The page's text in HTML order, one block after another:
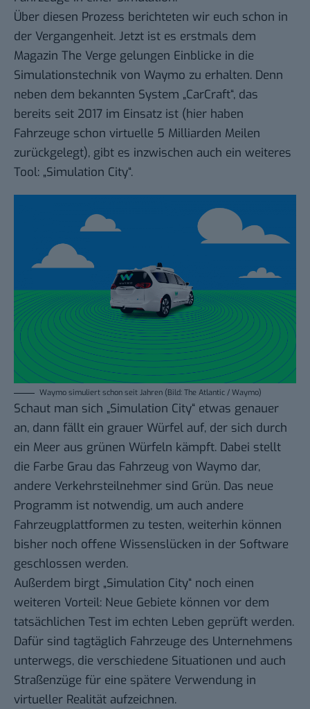
Über diesen Prozess berichteten wir euch schon in
der Vergangenheit. Jetzt ist es erstmals dem
Magazin The Verge gelungen Einblicke in die
Simulationstechnik von Waymo zu erhalten. Denn
neben dem bekannten System „CarCraft“, das
bereits seit 2017 im Einsatz ist (hier haben
Fahrzeuge schon virtuelle 5 Milliarden Meilen
zurückgelegt), gibt es inzwischen auch ein weiteres
Tool: „Simulation City“.
Waymo simuliert schon seit Jahren (Bild: The Atlantic / Waymo)
Schaut man sich „Simulation City“ etwas genauer
an, dann fällt ein grauer Würfel auf, der sich durch
ein Meer aus grünen Würfeln kämpft. Dabei stellt
die Farbe Grau das Fahrzeug von Waymo dar,
andere Verkehrsteilnehmer sind Grün. Das neue
Programm ist notwendig, um auch andere
Fahrzeugplattformen zu testen, weiterhin können
bisher noch offene Wissenslücken in der Software
geschlossen werden.
Außerdem birgt „Simulation City“ noch einen
weiteren Vorteil: Neue Gebiete können vor dem
tatsächlichen Test im echten Leben geprüft werden.
Dafür sind tagtäglich Fahrzeuge des Unternehmens
unterwegs, die verschiedene Situationen und auch
Straßenzüge für eine spätere Verwendung in
virtueller Realität aufzeichnen.